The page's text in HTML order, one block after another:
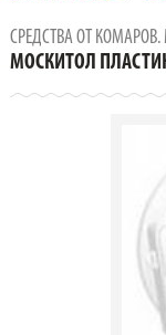
Moскитол пластины д/
СРЕДСТВА ОТ
MOСКИТОЛ